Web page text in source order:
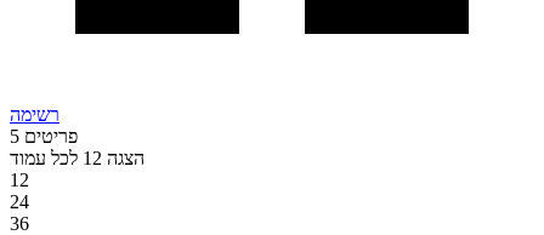
רשימה
5 פריטים
הצגה 12 לכל עמוד
12
24
36